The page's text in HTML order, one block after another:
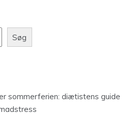
Søg
sommerferien: diætistens guide